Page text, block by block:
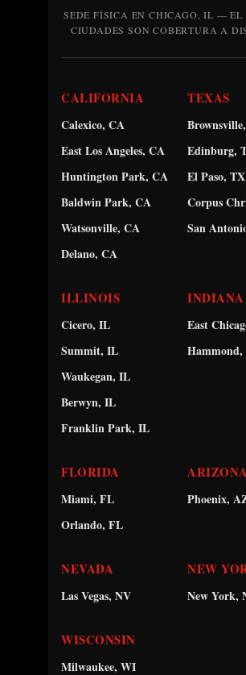
SEDE FÍSICA EN CHICAGO, IL — EL
CIUDADES SON COBERTURA A
CALIFORNIA
Calexico, CA
East Los Angeles, CA
Huntington Park, CA
Baldwin Park, CA
Watsonville, CA
Delano, CA
TEXAS
Edinburg,
El Paso, TX
Corpus
San
ILLINOIS
Cicero, IL
Summit, IL
Waukegan, IL
Berwyn, IL
Franklin Park, IL
INDIANA
East
FLORIDA
Miami, FL
Orlando, FL
Phoenix,
NEVADA
Las Vegas, NV
NEW
New York,
WISCONSIN
Milwaukee, WI